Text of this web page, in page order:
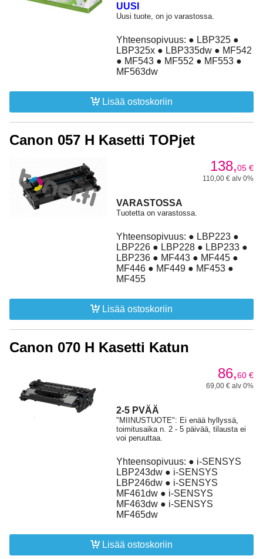
UUSI
Uusi tuote, on jo varastossa.
Yhteensopivuus: ● LBP325 ●
LBP325x ● LBP335dw ● MF542
● MF543 ● MF552 ● MF553 ●
MF563dw
Lisää ostoskoriin
Canon 057 H Kasetti TOPjet
138,05 €
110,00 € alv 0%
VARASTOSSA
Tuotetta on varastossa.
Yhteensopivuus: ● LBP223 ●
LBP226 ● LBP228 ● LBP233 ●
LBP236 ● MF443 ● MF445 ●
MF446 ● MF449 ● MF453 ●
MF455
Lisää ostoskoriin
Canon 070 H Kasetti Katun
86,60 €
69,00 € alv 0%
2-5 PVÄÄ
"MIINUSTUOTE": Ei enää hyllyssä,
toimitusaika n. 2 - 5 päivää, tilausta ei
voi peruuttaa.
Yhteensopivuus: ● i-SENSYS
LBP243dw ● i-SENSYS
LBP246dw ● i-SENSYS
MF461dw ● i-SENSYS
MF463dw ● i-SENSYS
MF465dw
Lisää ostoskoriin